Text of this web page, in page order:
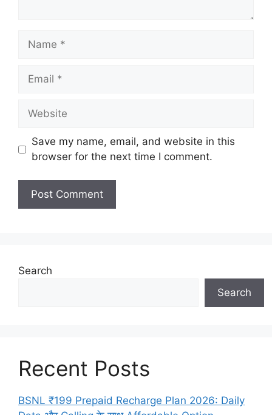
Name
Email
Website
Save my name, email, and website in this
browser for the next time I comment.
Search
Search
Recent Posts
BSNL ₹199 Prepaid Recharge Plan 2026: Daily